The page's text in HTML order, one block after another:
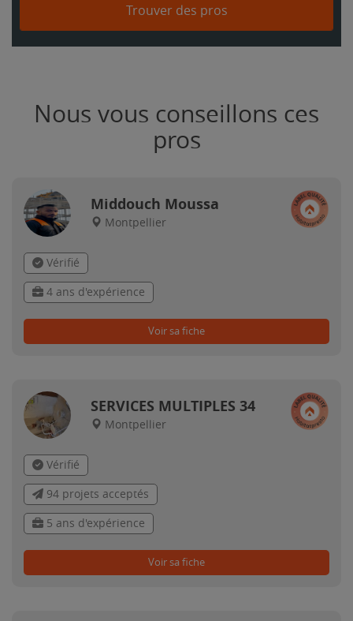
Trouver des pros
Nous vous conseillons ces
pros
Middouch Moussa
Montpellier
Vérifié
4 ans d'expérience
Voir sa fiche
SERVICES MULTIPLES 34
Montpellier
Vérifié
94 projets acceptés
5 ans d'expérience
Voir sa fiche